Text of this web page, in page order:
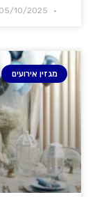
מגזין אירועים